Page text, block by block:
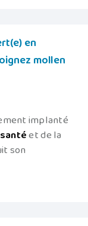
en
mollen
implanté
santéet de la
son